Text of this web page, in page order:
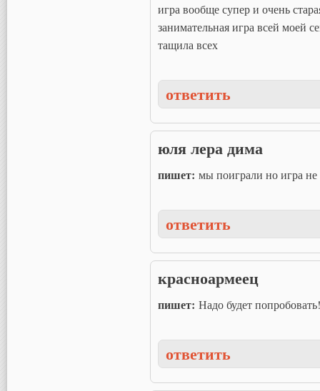
игра вообще супер и очень
занимательная игра всей моей
тащила всех
ответить
юля лера дима
пишет: мы поиграли но игра не
ответить
красноармеец
пишет: Надо будет попробовать!
ответить